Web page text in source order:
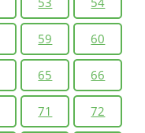
59 60
65 66
71 72